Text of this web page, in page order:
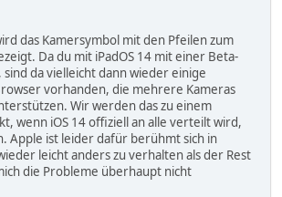
das Kamersymbol mit den Pfeilen zum
Da du mit iPadOS 14 mit einer Beta-
da vielleicht dann wieder einige
vorhanden, die mehrere Kameras
Wir werden das zu einem
wenn iOS 14 offiziell an alle verteilt wird,
Apple ist leider dafür berühmt sich in
leicht anders zu verhalten als der Rest
die Probleme überhaupt nicht